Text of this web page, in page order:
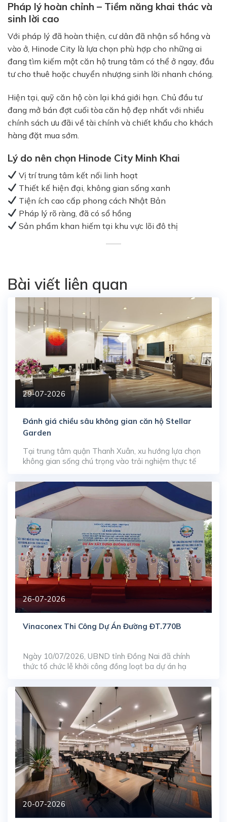
Pháp lý hoàn chỉnh – Tiềm năng khai thác và
sinh lời cao
Với pháp lý đã hoàn thiện, cư dân đã nhận sổ hồng và
vào ở, Hinode City là lựa chọn phù hợp cho những ai
đang tìm kiếm một căn hộ trung tâm có thể ở ngay, đầu
tư cho thuê hoặc chuyển nhượng sinh lời nhanh chóng.
Hiện tại, quỹ căn hộ còn lại khá giới hạn. Chủ đầu tư
đang mở bán đợt cuối tòa căn hộ đẹp nhất với nhiều
chính sách ưu đãi về tài chính và chiết khấu cho khách
hàng đặt mua sớm.
Lý do nên chọn Hinode City Minh Khai
Vị trí trung tâm kết nối linh hoạt
Thiết kế hiện đại, không gian sống xanh
Tiện ích cao cấp phong cách Nhật Bản
Pháp lý rõ ràng, đã có sổ hồng
Sản phẩm khan hiếm tại khu vực lõi đô thị
Bài viết liên quan
29-07-2026
Đánh giá chiều sâu không gian căn hộ Stellar
Garden
Tại trung tâm quận Thanh Xuân, xu hướng lựa chọn
không gian sống chú trọng vào trải nghiệm thực tế
diện tích lớn. Dự án Stellar Garden (35 Lê Văn
Thiêm) thu hút lượng lớn sự quan tâm trên thị
trường chuyển nhượng nhờ […]
26-07-2026
Vinaconex Thi Công Dự Án Đường ĐT.770B
Ngày 10/07/2026, UBND tỉnh Đồng Nai đã chính
thức tổ chức lễ khởi công đồng loạt ba dự án hạ
rộng đường ĐT.769, xây dựng mới đường ĐT.770B
và tuyến ĐT.773. Trong đó, tuyến đường ĐT.770B
do Tổng công ty Cổ phần Xuất nhập khẩu […]
20-07-2026